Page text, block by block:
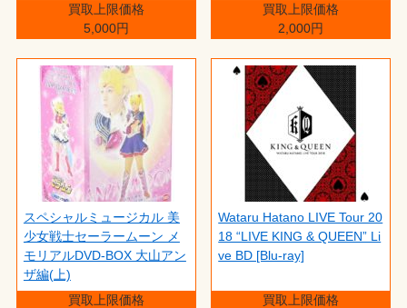
買取上限価格
5,000円
買取上限価格
2,000円
スペシャルミュージカル 美
少女戦士セーラームーン メ
モリアルDVD-BOX 大山アン
ザ編(上)
買取上限価格
Wataru Hatano LIVE Tour 20
18 “LIVE KING & QUEEN” Li
ve BD [Blu-ray]
買取上限価格